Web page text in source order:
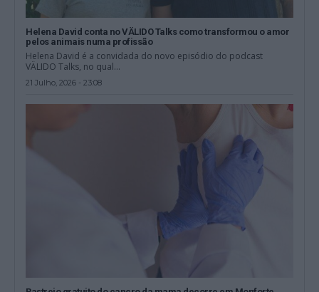
Helena David conta no VÄLIDO Talks como transformou o amor
pelos animais numa profissão
Helena David é a convidada do novo episódio do podcast
VÄLIDO Talks, no qual...
21 Julho, 2026 - 23:08